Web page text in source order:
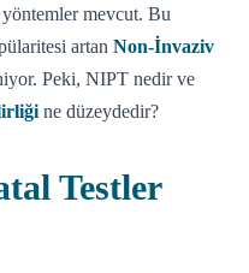
mevcut. Bu
artan Non-İnvaziv
Peki, NIPT nedir ve
ne düzeydedir?
Testler